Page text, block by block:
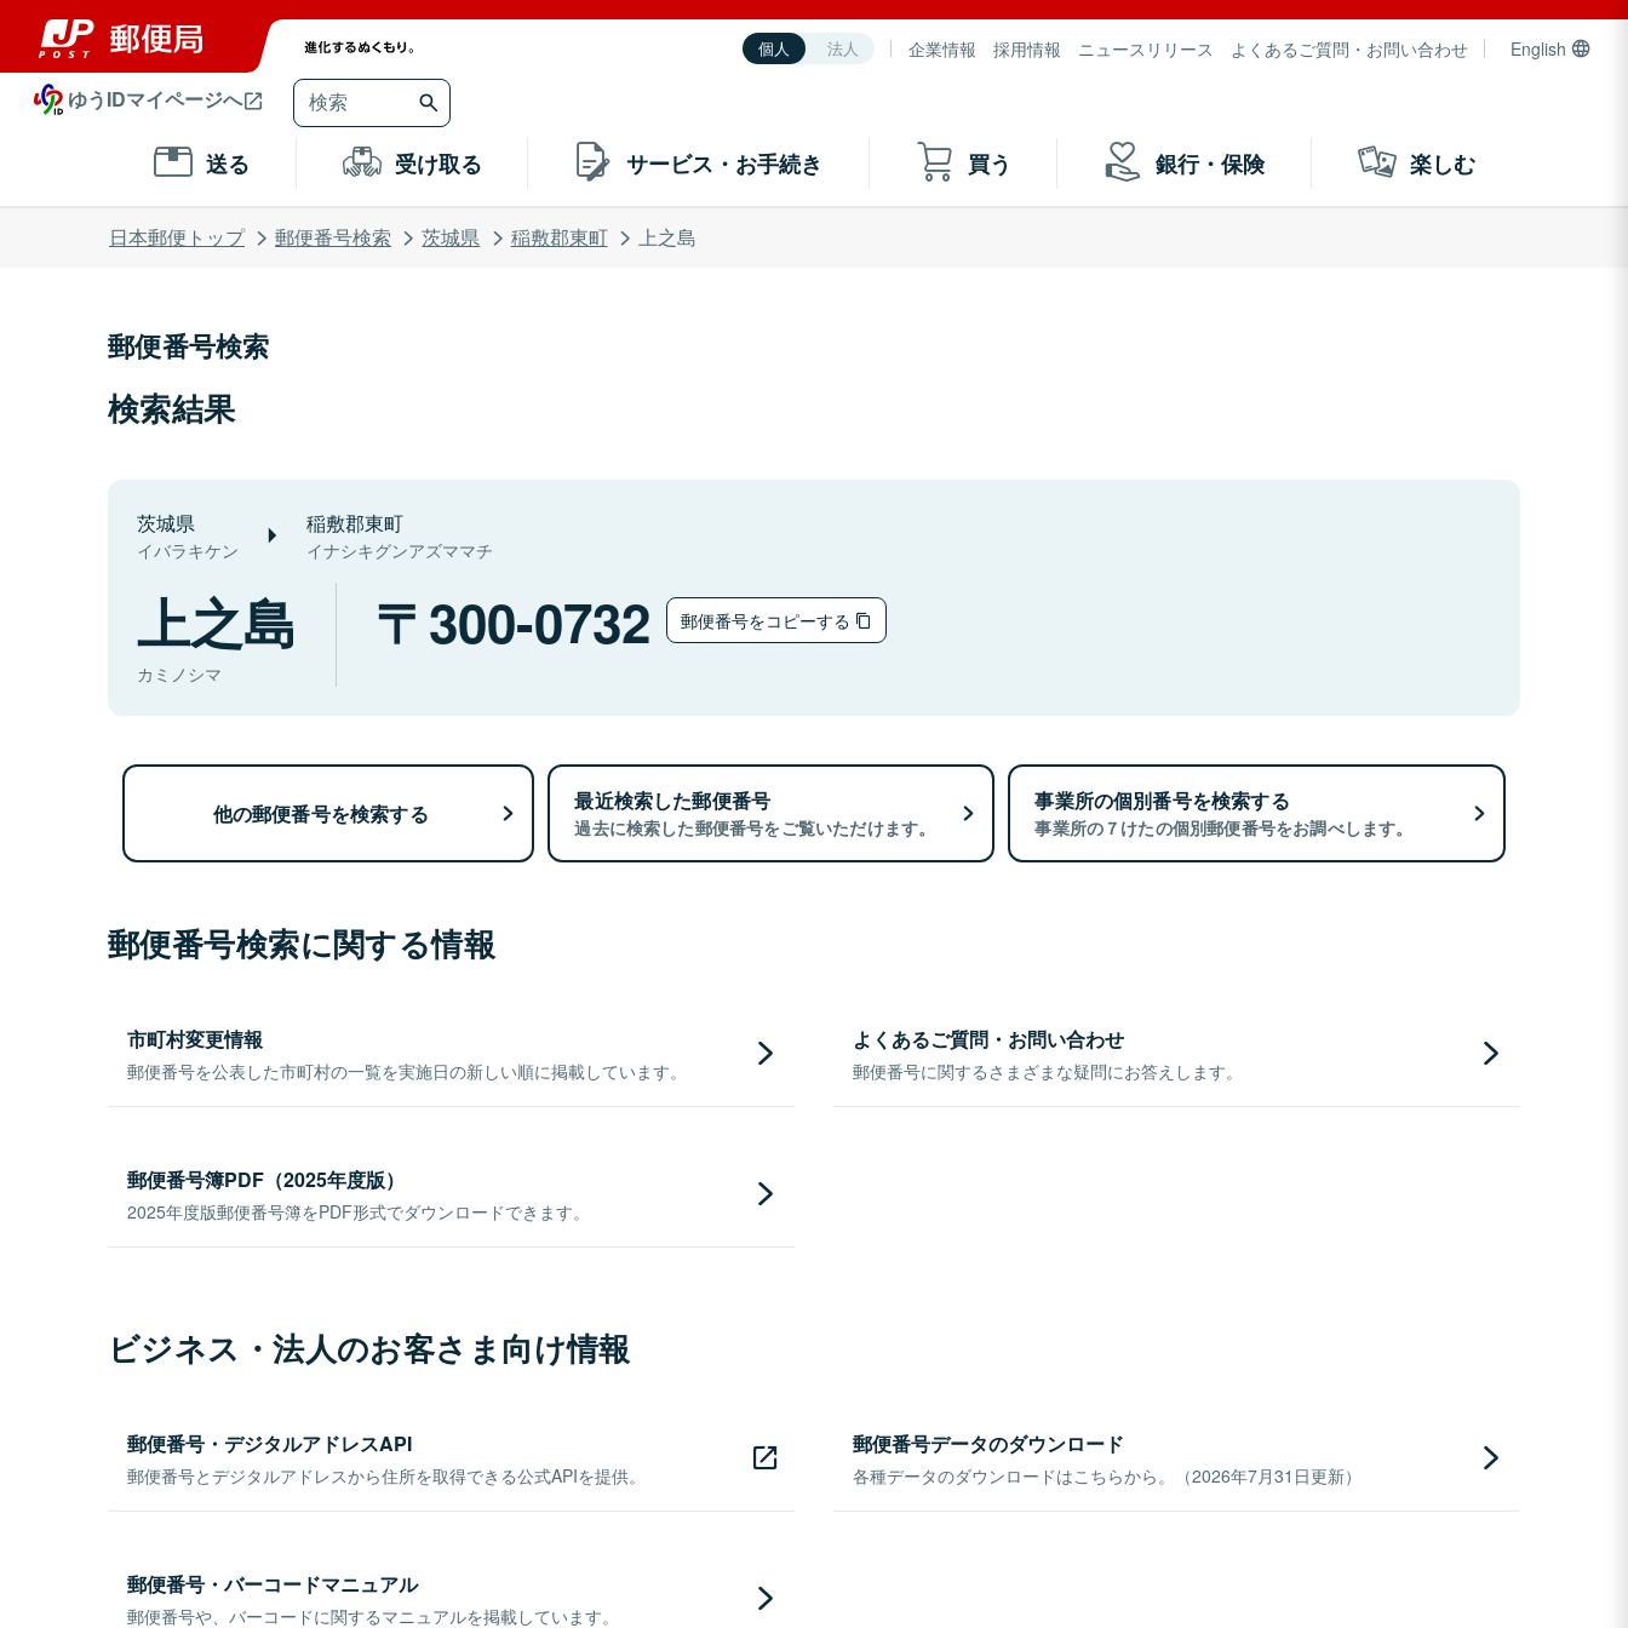
個人 法人 企業情報 採用情報 ニュースリリース よくあるご質問・お問い合わせ English
ゆうIDマイページへ
送る 受け取る サービス・お手続き 買う 銀行・保険 楽しむ
日本郵便トップ 郵便番号検索 茨城県 稲敷郡東町 上之島
郵便番号検索
検索結果
茨城県
イバラキケン
稲敷郡東町
イナシキグンアズママチ
上之島
カミノシマ
300-0732 郵便番号をコピーする
他の郵便番号を検索する 最近検索した郵便番号
過去に検索した郵便番号をご覧いただけます。
事業所の個別番号を検索する
事業所の７けたの個別郵便番号をお調べします。
郵便番号検索に関する情報
市町村変更情報
郵便番号を公表した市町村の一覧を実施日の新しい順に掲載しています。
よくあるご質問・お問い合わせ
郵便番号に関するさまざまな疑問にお答えします。
郵便番号簿PDF（2025年度版）
2025年度版郵便番号簿をPDF形式でダウンロードできます。
ビジネス・法人のお客さま向け情報
郵便番号・デジタルアドレスAPI
郵便番号とデジタルアドレスから住所を取得できる公式APIを提供。
郵便番号データのダウンロード
各種データのダウンロードはこちらから。（2026年7月31日更新）
郵便番号・バーコードマニュアル
郵便番号や、バーコードに関するマニュアルを掲載しています。